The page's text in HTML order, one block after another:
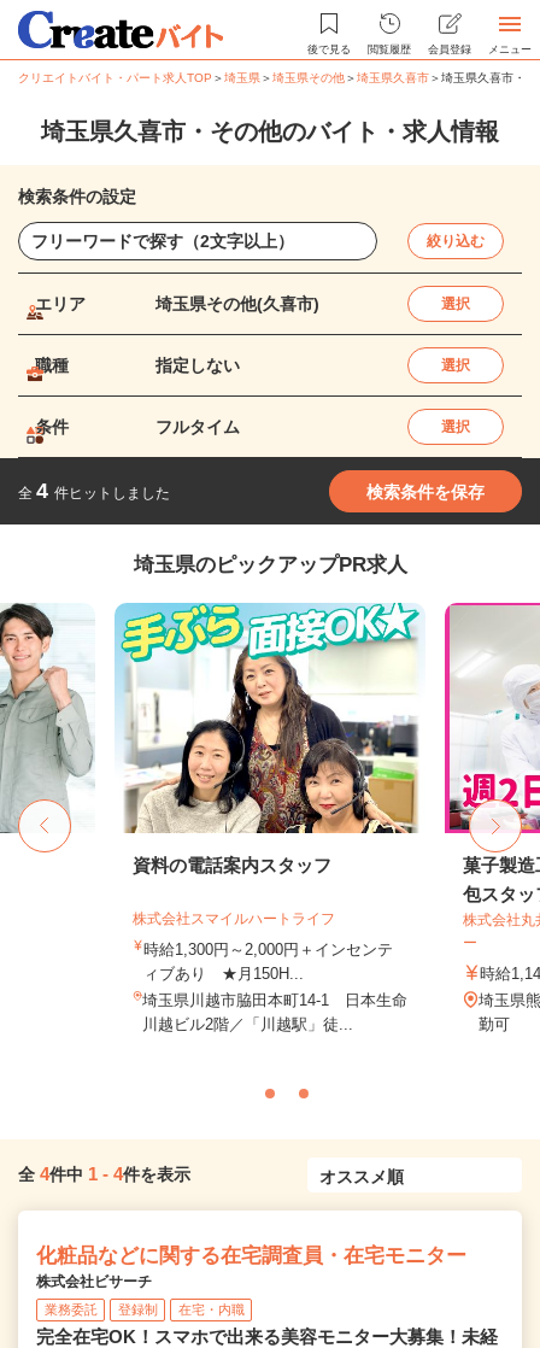
後で見る 閲覧履歴 会員登録 メニュー
クリエイトバイト・パート求人TOP ＞埼玉県＞埼玉県その他＞埼玉県久喜市＞埼玉県久喜市・
埼玉県久喜市・その他のバイト・求人情報
検索条件の設定
絞り込む
エリア 埼玉県その他(久喜市) 選択
職種 指定しない 選択
条件 フルタイム 選択
全 4 件ヒットしました 検索条件を保存
埼玉県のピックアップPR求人
資料の電話案内スタッフ
株式会社スマイルハートライフ
時給1,300円～2,000円＋インセンテ
ィブあり ★月150H...
埼玉県川越市脇田本町14-1 日本生命
川越ビル2階／「川越駅」徒...
菓子製造
包スタッ
株式会社
ー
時給
埼玉県
勤可
全 4件中 1 - 4件を表示
化粧品などに関する在宅調査員・在宅モニター
株式会社ビサーチ
業務委託 登録制 在宅・内職
完全在宅OK！スマホで出来る美容モニター大募集！未経